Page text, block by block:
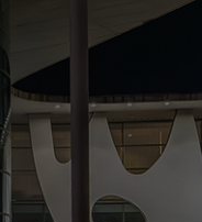
DIE
–